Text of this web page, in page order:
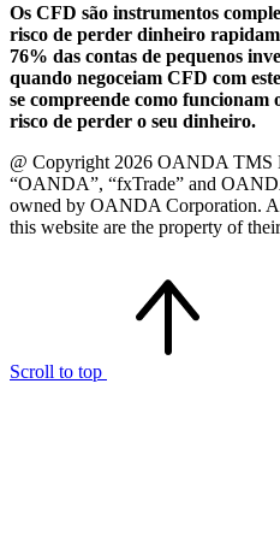
Os CFD são instrumentos
risco de perder dinheiro
76% das contas de pequenos
quando negoceiam CFD com
se compreende como funcionam
risco de perder o seu dinheiro.
@ Copyright 2026 OANDA TMS
“OANDA”, “fxTrade” and
owned by OANDA Corporation.
this website are the property of
Scroll to top